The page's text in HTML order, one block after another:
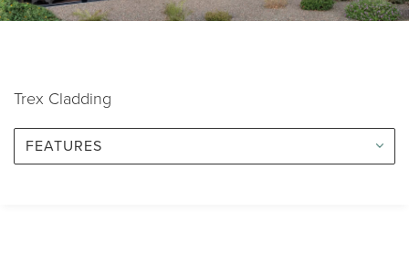
Trex Cladding
FEATURES